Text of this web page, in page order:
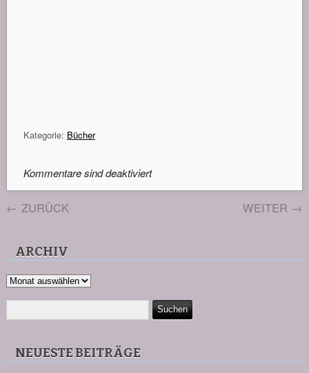
Kategorie: Bücher
Kommentare sind deaktiviert
← ZURÜCK WEITER →
ARCHIV
Archiv
NEUESTE BEITRÄGE